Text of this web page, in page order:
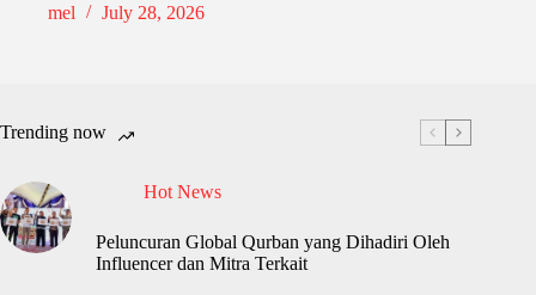
mel
July 28, 2026
Trending now
Hot News
Peluncuran Global Qurban yang Dihadiri Oleh
Influencer dan Mitra Terkait